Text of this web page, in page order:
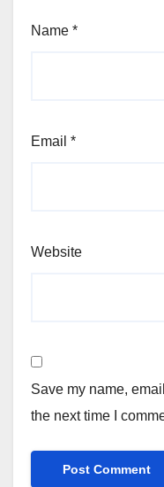
Name *
Email *
Website
Save my name,
the next time I